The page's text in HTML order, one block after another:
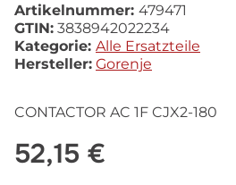
Artikelnummer: 479471
GTIN: 3838942022234
Kategorie: Alle Ersatzteile
Hersteller: Gorenje
CONTACTOR AC 1F CJX2-180
52,15 €